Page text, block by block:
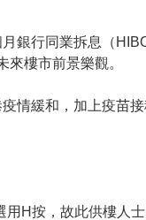
銀行同業拆息（
樓市前景樂觀。
情緩和，加上疫苗
H按，故此供樓人